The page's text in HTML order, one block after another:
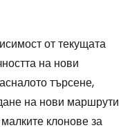
от текущата
на нови
търсене,
на нови маршрути
клонове за